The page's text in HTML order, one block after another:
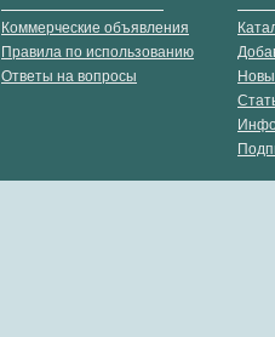
Коммерческие объявления
Правила по использованию
Ответы на вопросы